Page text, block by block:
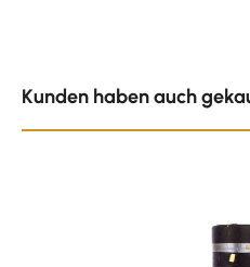
Kunden haben auch